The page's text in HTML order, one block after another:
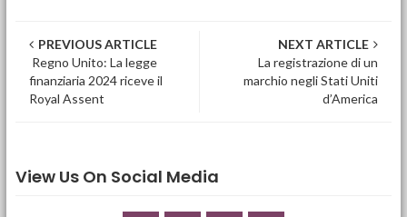
Post navigation
PREVIOUS ARTICLE
Regno Unito: La legge
finanziaria 2024 riceve il
Royal Assent
NEXT ARTICLE
La registrazione di un
marchio negli Stati Uniti
d’America
View Us On Social Media